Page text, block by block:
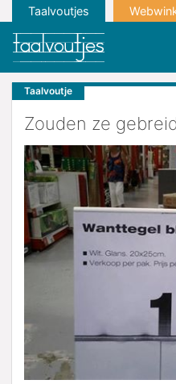
Taalvoutjes
Taalvoutje
Zouden ze